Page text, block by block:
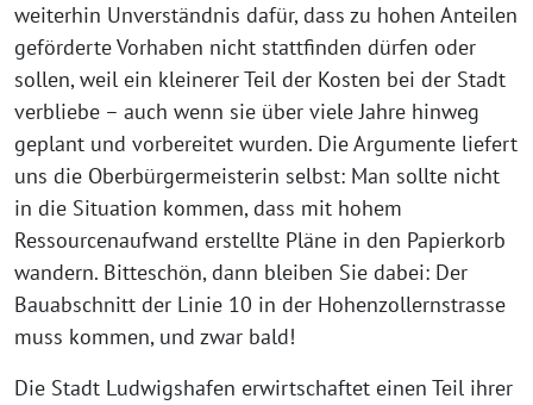
weiterhin Unverständnis dafür, dass zu hohen Anteilen
geförderte Vorhaben nicht stattfinden dürfen oder
sollen, weil ein kleinerer Teil der Kosten bei der Stadt
verbliebe – auch wenn sie über viele Jahre hinweg
geplant und vorbereitet wurden. Die Argumente liefert
uns die Oberbürgermeisterin selbst: Man sollte nicht
in die Situation kommen, dass mit hohem
Ressourcenaufwand erstellte Pläne in den Papierkorb
wandern. Bitteschön, dann bleiben Sie dabei: Der
Bauabschnitt der Linie 10 in der Hohenzollernstrasse
muss kommen, und zwar bald!
Die Stadt Ludwigshafen erwirtschaftet einen Teil ihrer